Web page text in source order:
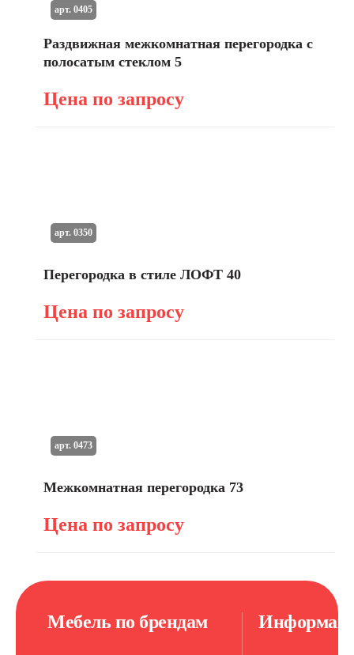
Раздвижная межкомнатная перегородка с
полосатым стеклом 5
Цена по запросу
арт. 0405
Перегородка в стиле ЛОФТ 40
Цена по запросу
арт. 0350
Межкомнатная перегородка 73
Цена по запросу
арт. 0473
Мебель по брендам